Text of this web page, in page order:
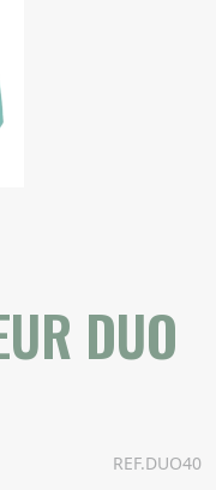
DUO
REF.DUO40